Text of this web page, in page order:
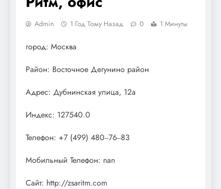
Admin 1 Год Тому Назад 0 1 Минуты
город: Москва
Район: Восточное Дегунино район
Адрес: Дубнинская улица, 12а
Индекс: 127540.0
Телефон: +7 (499) 480‒76‒83
Мобильный Телефон: nan
Сайт: http://zsaritm.com